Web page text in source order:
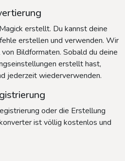
erstellt. Du kannst deine
erstellen und verwenden. Wir
Bildformaten. Sobald du deine
erstellt hast,
jederzeit wiederverwenden.
oder die Erstellung
ist völlig kostenlos und